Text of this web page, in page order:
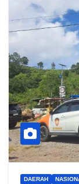
DAERAH